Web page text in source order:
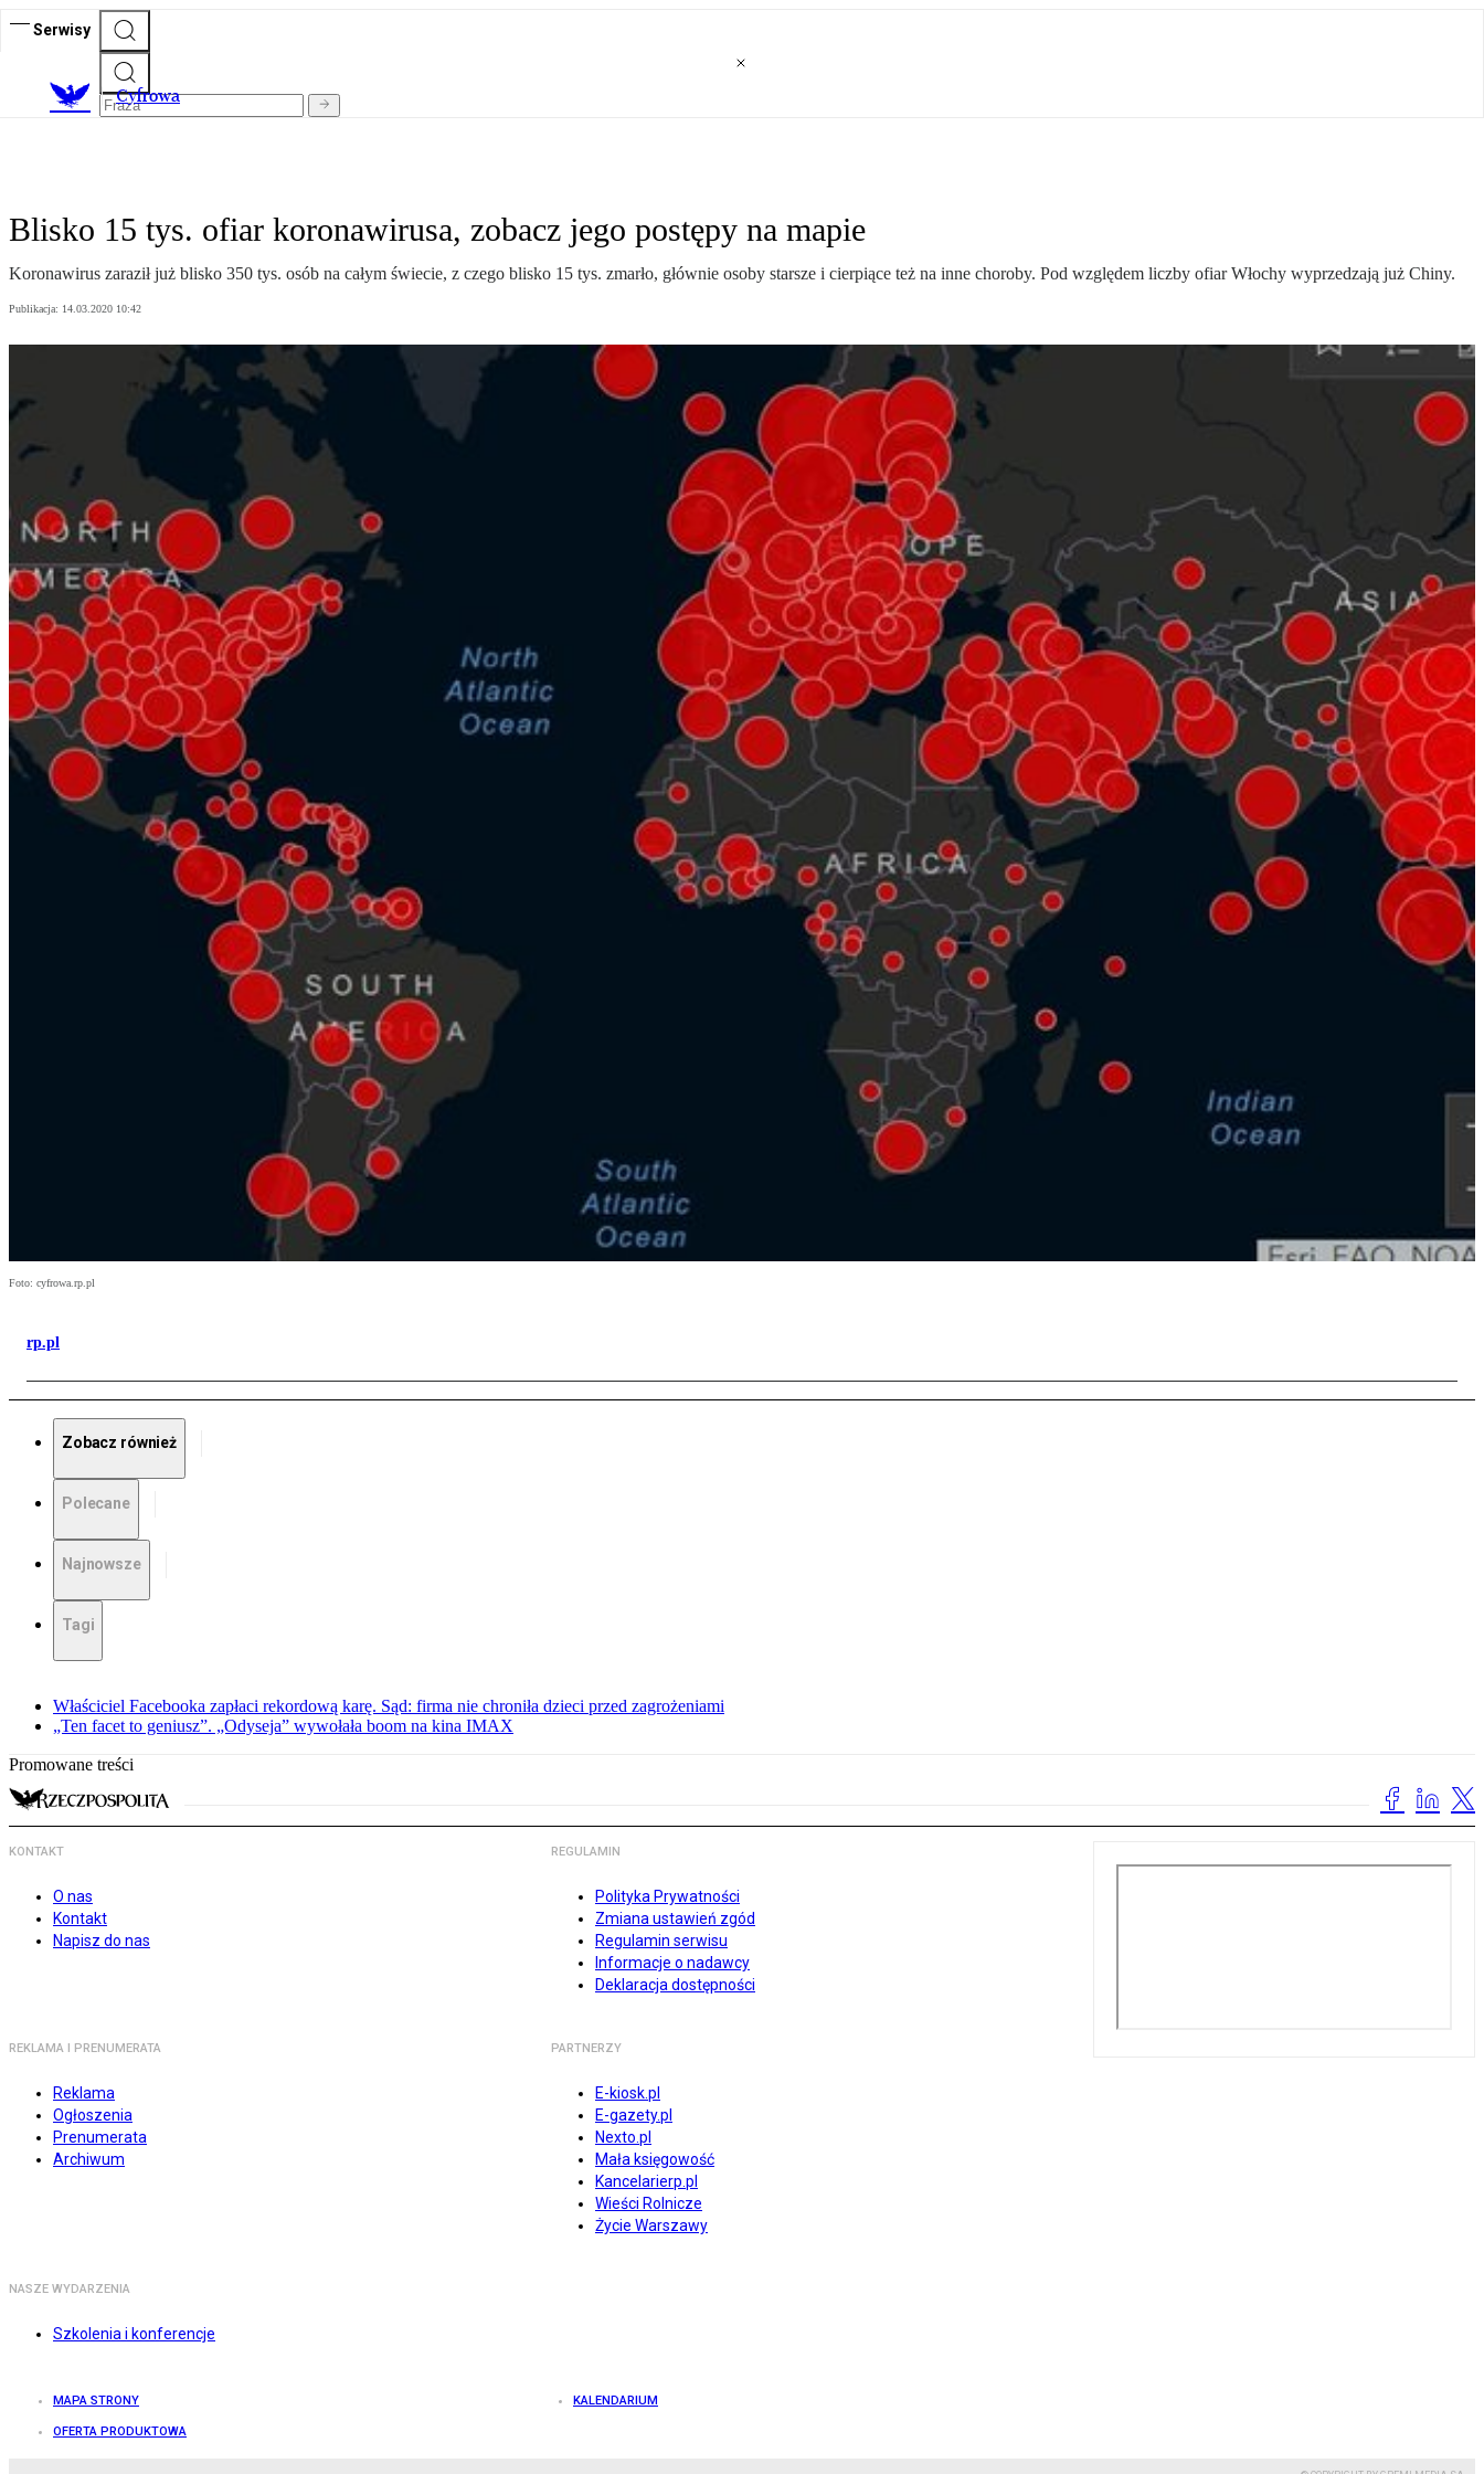
Serwisy
Cyfrowa
Blisko 15 tys. ofiar koronawirusa, zobacz jego postępy na mapie
Koronawirus zaraził już blisko 350 tys. osób na całym świecie, z czego blisko 15 tys. zmarło, głównie osoby starsze i cierpiące też na inne choroby. Pod względem liczby ofiar Włochy wyprzedzają już Chiny.
Publikacja: 14.03.2020 10:42
Foto: cyfrowa.rp.pl
rp.pl
Zobacz również
Polecane
Najnowsze
Tagi
Właściciel Facebooka zapłaci rekordową karę. Sąd: firma nie chroniła dzieci przed zagrożeniami
„Ten facet to geniusz”. „Odyseja” wywołała boom na kina IMAX
Promowane treści
KONTAKT
O nas
Kontakt
Napisz do nas
REGULAMIN
Polityka Prywatności
Zmiana ustawień zgód
Regulamin serwisu
Informacje o nadawcy
Deklaracja dostępności
REKLAMA I PRENUMERATA
Reklama
Ogłoszenia
Prenumerata
Archiwum
PARTNERZY
E-kiosk.pl
E-gazety.pl
Nexto.pl
Mała księgowość
Kancelarierp.pl
Wieści Rolnicze
Życie Warszawy
NASZE WYDARZENIA
Szkolenia i konferencje
MAPA STRONY KALENDARIUM
OFERTA PRODUKTOWA